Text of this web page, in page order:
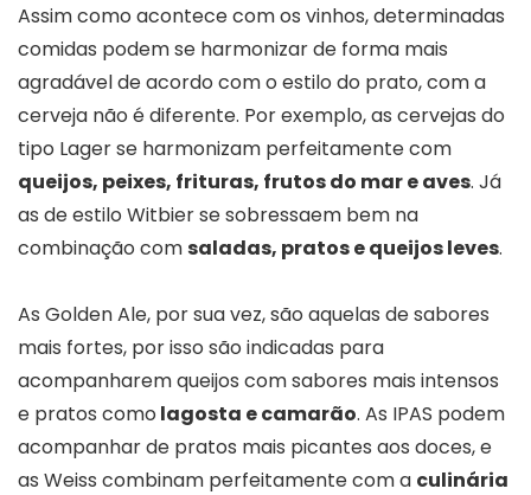
Assim como acontece com os vinhos, determinadas
comidas podem se harmonizar de forma mais
agradável de acordo com o estilo do prato, com a
cerveja não é diferente. Por exemplo, as cervejas do
tipo Lager se harmonizam perfeitamente com
queijos, peixes, frituras, frutos do mar e aves. Já
as de estilo Witbier se sobressaem bem na
combinação comsaladas, pratos e queijos leves.
As Golden Ale, por sua vez, são aquelas de sabores
mais fortes, por isso são indicadas para
acompanharem queijos com sabores mais intensos
e pratos como lagosta e camarão. As IPAS podem
acompanhar de pratos mais picantes aos doces, e
as Weiss combinam perfeitamente com a culinária